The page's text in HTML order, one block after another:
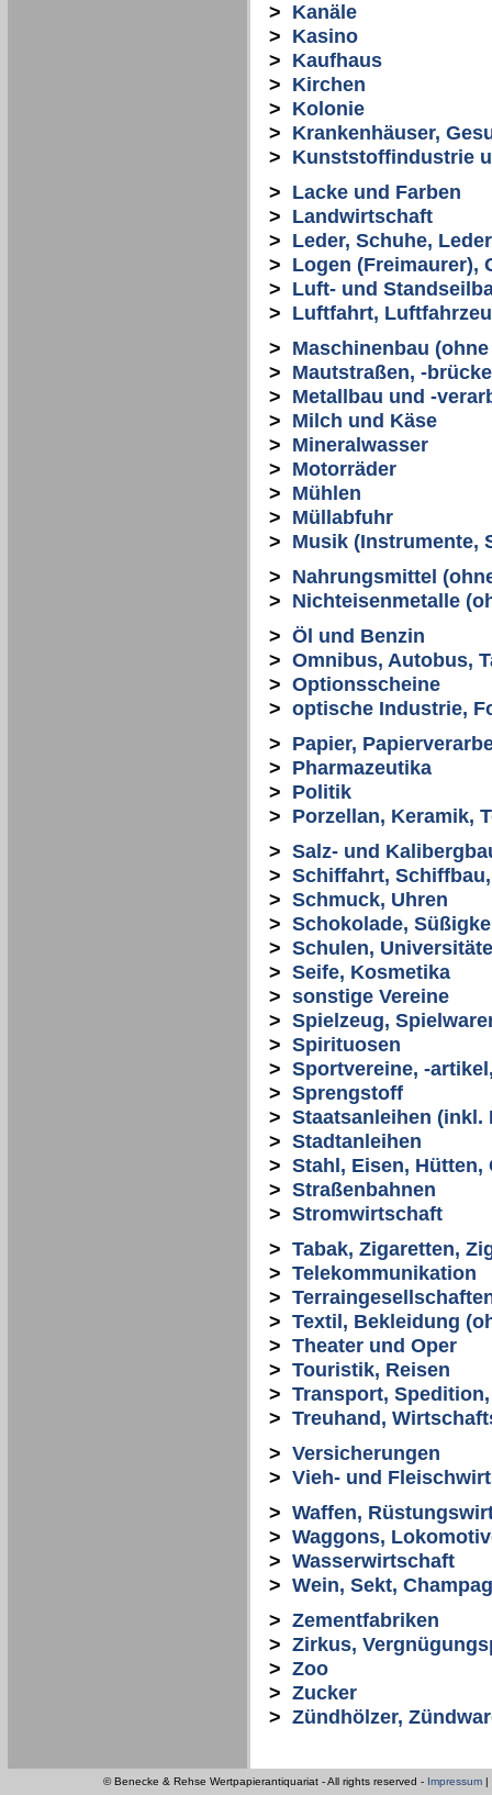
> Kanäle
> Kasino
> Kaufhaus
> Kirchen
> Kolonie
> Krankenhäuser,
> Kunststoffindustrie
> Lacke und Farben
> Landwirtschaft
> Leder, Schuhe,
> Logen (Freimaurer),
> Luft- und
> Luftfahrt,
> Maschinenbau
> Mautstraßen, -
> Metallbau und -
> Milch und Käse
> Mineralwasser
> Motorräder
> Mühlen
> Müllabfuhr
> Musik (Instrumente,
> Nahrungsmittel
> Nichteisenmetalle
> Öl und Benzin
> Omnibus, Autobus,
> Optionsscheine
> optische Industrie,
> Papier,
> Pharmazeutika
> Politik
> Porzellan, Keramik,
> Salz- und
> Schiffahrt,
> Schmuck, Uhren
> Schokolade,
> Schulen,
> Seife, Kosmetika
> sonstige Vereine
> Spielzeug,
> Spirituosen
> Sportvereine, -
> Sprengstoff
> Staatsanleihen (inkl.
> Stadtanleihen
> Stahl, Eisen, Hütten,
> Straßenbahnen
> Stromwirtschaft
> Tabak, Zigaretten,
> Telekommunikation
>
> Textil, Bekleidung
> Theater und Oper
> Touristik, Reisen
> Transport,
> Treuhand,
> Versicherungen
> Vieh- und
> Waffen,
> Waggons,
> Wasserwirtschaft
> Wein, Sekt,
> Zementfabriken
> Zirkus,
> Zoo
> Zucker
> Zündhölzer,
© Benecke & Rehse Wertpapierantiquariat - All rights reserved - Impressum |